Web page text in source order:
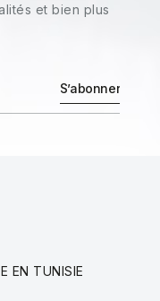
et bien plus
EN TUNISIE